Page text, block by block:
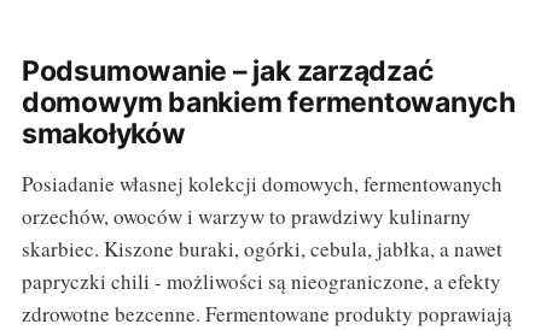
Podsumowanie – jak zarządzać
domowym bankiem fermentowanych
smakołyków
Posiadanie własnej kolekcji domowych, fermentowanych
orzechów, owoców i warzyw to prawdziwy kulinarny
skarbiec. Kiszone buraki, ogórki, cebula, jabłka, a nawet
papryczki chili - możliwości są nieograniczone, a efekty
zdrowotne bezcenne. Fermentowane produkty poprawiają